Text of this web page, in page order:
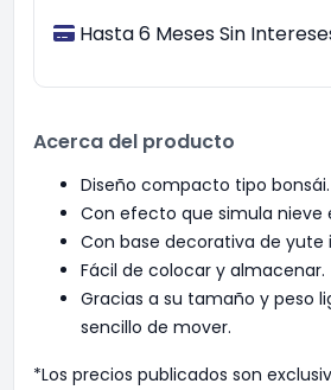
Hasta 6 Meses Sin
Acerca del producto
Diseño compacto tipo bonsái.
Con efecto que simula nieve
Con base decorativa de yute
Fácil de colocar y almacenar.
Gracias a su tamaño y peso
sencillo de mover.
*Los precios publicados son